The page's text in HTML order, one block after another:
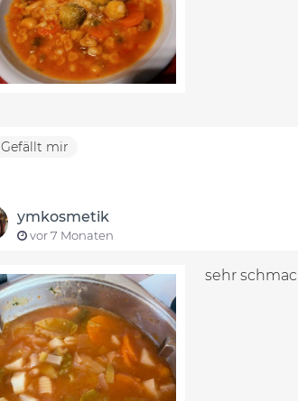
Gefällt mir
ymkosmetik
vor 7 Monaten
sehr